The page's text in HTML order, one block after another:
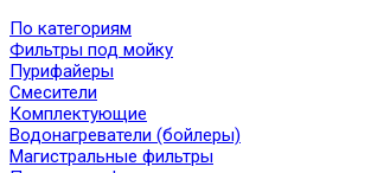
По категориям
Фильтры под мойку
Пурифайеры
Смесители
Комплектующие
Водонагреватели (бойлеры)
Магистральные фильтры